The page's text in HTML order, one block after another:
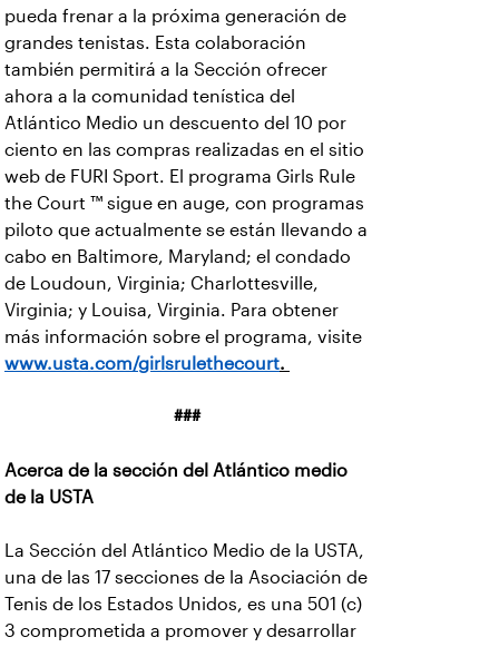
pueda frenar a la próxima generación de
grandes tenistas. Esta colaboración
también permitirá a la Sección ofrecer
ahora a la comunidad tenística del
Atlántico Medio un descuento del 10 por
ciento en las compras realizadas en el sitio
web de FURI Sport. El programa Girls Rule
the Court ™ sigue en auge, con programas
piloto que actualmente se están llevando a
cabo en Baltimore, Maryland; el condado
de Loudoun, Virginia; Charlottesville,
Virginia; y Louisa, Virginia. Para obtener
más información sobre el programa, visite
www.usta.com/girlsrulethecourt.
###
Acerca de la sección del Atlántico medio
de la USTA
La Sección del Atlántico Medio de la USTA,
una de las 17 secciones de la Asociación de
Tenis de los Estados Unidos, es una 501 (c)
3 comprometida a promover y desarrollar